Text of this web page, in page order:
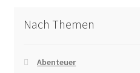
Nach Themen
Abenteuer